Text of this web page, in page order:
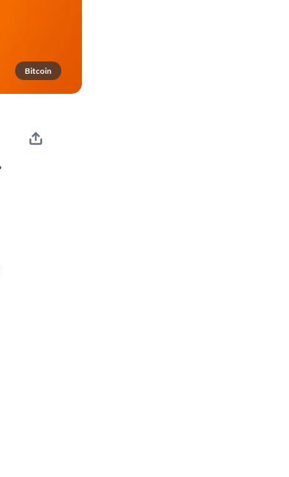
Bitcoin